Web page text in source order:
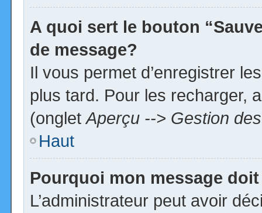
A quoi sert le bouton
de message?
Il vous permet d’enregistrer
plus tard. Pour les recharger,
(ongletAperçu --> Gestion
Haut
Pourquoi mon message
L’administrateur peut avoir